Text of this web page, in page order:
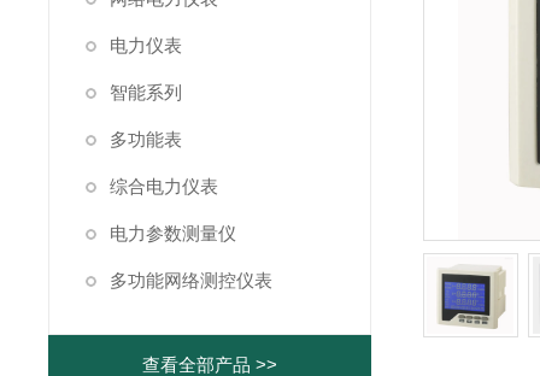
电力仪表
智能系列
多功能表
综合电力仪表
电力参数测量仪
多功能网络测控仪表
查看全部产品 >>